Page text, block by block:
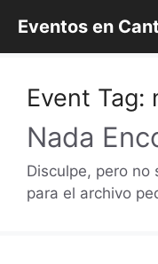
contenido
Eventos en
Event Tag:
Nada
Disculpe, pero no
para el archivo